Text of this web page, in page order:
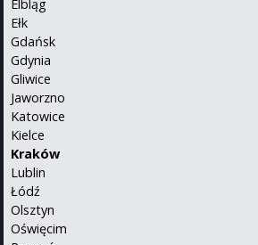
Elbląg
Ełk
Gdańsk
Gdynia
Gliwice
Jaworzno
Katowice
Kielce
Kraków
Lublin
Łódź
Olsztyn
Oświęcim